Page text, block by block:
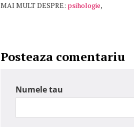
MAI MULT DESPRE: psihologie,
Posteaza comentariu
Numele tau